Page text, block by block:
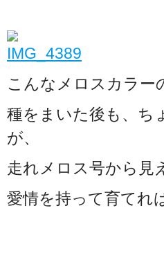
こんなメロスカラー
種をまいた後も、ち
が、
走れメロス号から見
愛情を持って育てれ